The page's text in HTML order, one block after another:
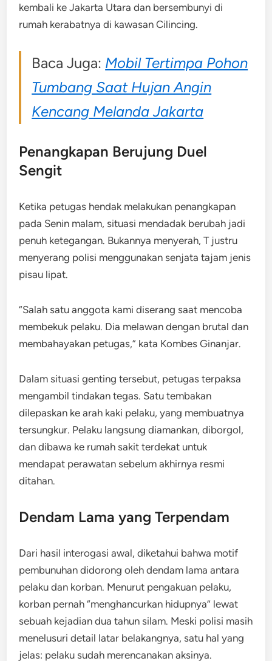
kembali ke Jakarta Utara dan bersembunyi di
rumah kerabatnya di kawasan Cilincing.
Baca Juga: Mobil Tertimpa Pohon
Tumbang Saat Hujan Angin
Kencang Melanda Jakarta
Penangkapan Berujung Duel
Sengit
Ketika petugas hendak melakukan penangkapan
pada Senin malam, situasi mendadak berubah jadi
penuh ketegangan. Bukannya menyerah, T justru
menyerang polisi menggunakan senjata tajam jenis
pisau lipat.
“Salah satu anggota kami diserang saat mencoba
membekuk pelaku. Dia melawan dengan brutal dan
membahayakan petugas,” kata Kombes Ginanjar.
Dalam situasi genting tersebut, petugas terpaksa
mengambil tindakan tegas. Satu tembakan
dilepaskan ke arah kaki pelaku, yang membuatnya
tersungkur. Pelaku langsung diamankan, diborgol,
dan dibawa ke rumah sakit terdekat untuk
mendapat perawatan sebelum akhirnya resmi
ditahan.
Dendam Lama yang Terpendam
Dari hasil interogasi awal, diketahui bahwa motif
pembunuhan didorong oleh dendam lama antara
pelaku dan korban. Menurut pengakuan pelaku,
korban pernah “menghancurkan hidupnya” lewat
sebuah kejadian dua tahun silam. Meski polisi masih
menelusuri detail latar belakangnya, satu hal yang
jelas: pelaku sudah merencanakan aksinya.